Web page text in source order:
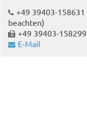
+49 39403-158631
beachten)
+49 39403-158299
E-Mail